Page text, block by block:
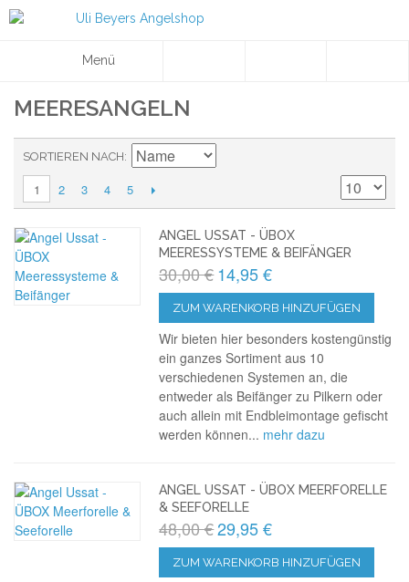
Menü
MEERESANGELN
SORTIEREN NACH
1 2 3 4 5
ANGEL USSAT - ÜBOX
MEERESSYSTEME & BEIFÄNGER
30,00 €14,95 €
ZUM WARENKORB HINZUFÜGEN
Wir bieten hier besonders kostengünstig
ein ganzes Sortiment aus 10
verschiedenen Systemen an, die
entweder als Beifänger zu Pilkern oder
auch allein mit Endbleimontage gefischt
werden können... mehr dazu
ANGEL USSAT - ÜBOX MEERFORELLE
& SEEFORELLE
48,00 €29,95 €
ZUM WARENKORB HINZUFÜGEN